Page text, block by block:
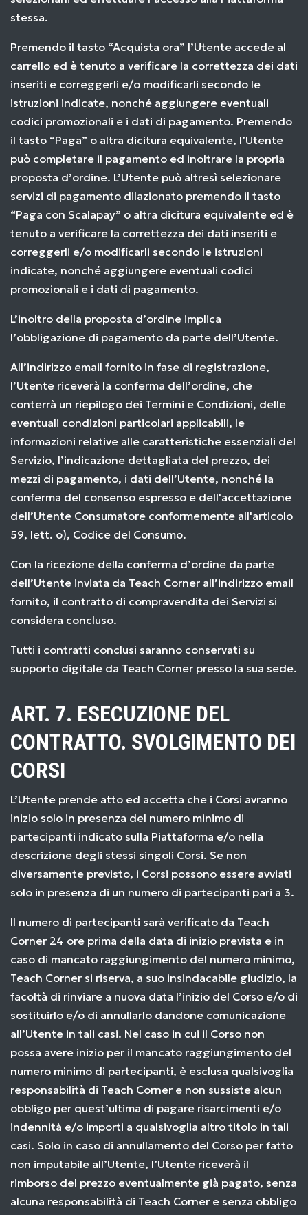
stessa.
Premendo il tasto “Acquista ora” l’Utente accede al
carrello ed è tenuto a verificare la correttezza dei dati
inseriti e correggerli e/o modificarli secondo le
istruzioni indicate, nonché aggiungere eventuali
codici promozionali e i dati di pagamento. Premendo
il tasto “Paga” o altra dicitura equivalente, l’Utente
può completare il pagamento ed inoltrare la propria
proposta d’ordine. L’Utente può altresì selezionare
servizi di pagamento dilazionato premendo il tasto
“Paga con Scalapay” o altra dicitura equivalente ed è
tenuto a verificare la correttezza dei dati inseriti e
correggerli e/o modificarli secondo le istruzioni
indicate, nonché aggiungere eventuali codici
promozionali e i dati di pagamento.
L’inoltro della proposta d’ordine implica
l’obbligazione di pagamento da parte dell’Utente.
All’indirizzo email fornito in fase di registrazione,
l’Utente riceverà la conferma dell’ordine, che
conterrà un riepilogo dei Termini e Condizioni, delle
eventuali condizioni particolari applicabili, le
informazioni relative alle caratteristiche essenziali del
Servizio, l’indicazione dettagliata del prezzo, dei
mezzi di pagamento, i dati dell’Utente, nonché la
conferma del consenso espresso e dell'accettazione
dell’Utente Consumatore conformemente all'articolo
59, lett. o), Codice del Consumo.
Con la ricezione della conferma d’ordine da parte
dell’Utente inviata da Teach Corner all’indirizzo email
fornito, il contratto di compravendita dei Servizi si
considera concluso.
Tutti i contratti conclusi saranno conservati su
supporto digitale da Teach Corner presso la sua sede.
ART. 7. ESECUZIONE DEL
CONTRATTO. SVOLGIMENTO DEI
CORSI
L’Utente prende atto ed accetta che i Corsi avranno
inizio solo in presenza del numero minimo di
partecipanti indicato sulla Piattaforma e/o nella
descrizione degli stessi singoli Corsi. Se non
diversamente previsto, i Corsi possono essere avviati
solo in presenza di un numero di partecipanti pari a 3.
Il numero di partecipanti sarà verificato da Teach
Corner 24 ore prima della data di inizio prevista e in
caso di mancato raggiungimento del numero minimo,
Teach Corner si riserva, a suo insindacabile giudizio, la
facoltà di rinviare a nuova data l’inizio del Corso e/o di
sostituirlo e/o di annullarlo dandone comunicazione
all’Utente in tali casi. Nel caso in cui il Corso non
possa avere inizio per il mancato raggiungimento del
numero minimo di partecipanti, è esclusa qualsivoglia
responsabilità di Teach Corner e non sussiste alcun
obbligo per quest’ultima di pagare risarcimenti e/o
indennità e/o importi a qualsivoglia altro titolo in tali
casi. Solo in caso di annullamento del Corso per fatto
non imputabile all’Utente, l’Utente riceverà il
rimborso del prezzo eventualmente già pagato, senza
alcuna responsabilità di Teach Corner e senza obbligo